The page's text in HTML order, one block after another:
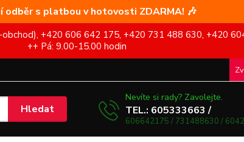
odběr s platbou v hotovosti ZDARMA! 🎶
+420 606 642 175, +420 731 488 630, +420
++ Pá: 9.00-15.00 hodin
Hledat
Nevíte si rady? Zavolejte.
TEL.: 605333663 /
606642175 / 731488630 /